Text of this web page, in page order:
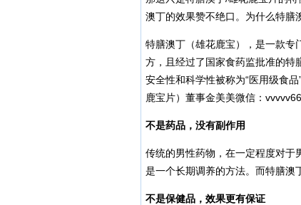
澳丁的效果赞不绝口。为什么特膳
特膳澳丁（雄花鹿宝），是一款专
方，且经过了国家食药监批准的特
安全性和科学性被称为“医用级食
鹿宝片）董事金美美微信：
不是药品，没有副作用
传统的男性药物，在一定程度对于
是一个长期调养的方法。而特膳澳
不是保健品，效果更有保证